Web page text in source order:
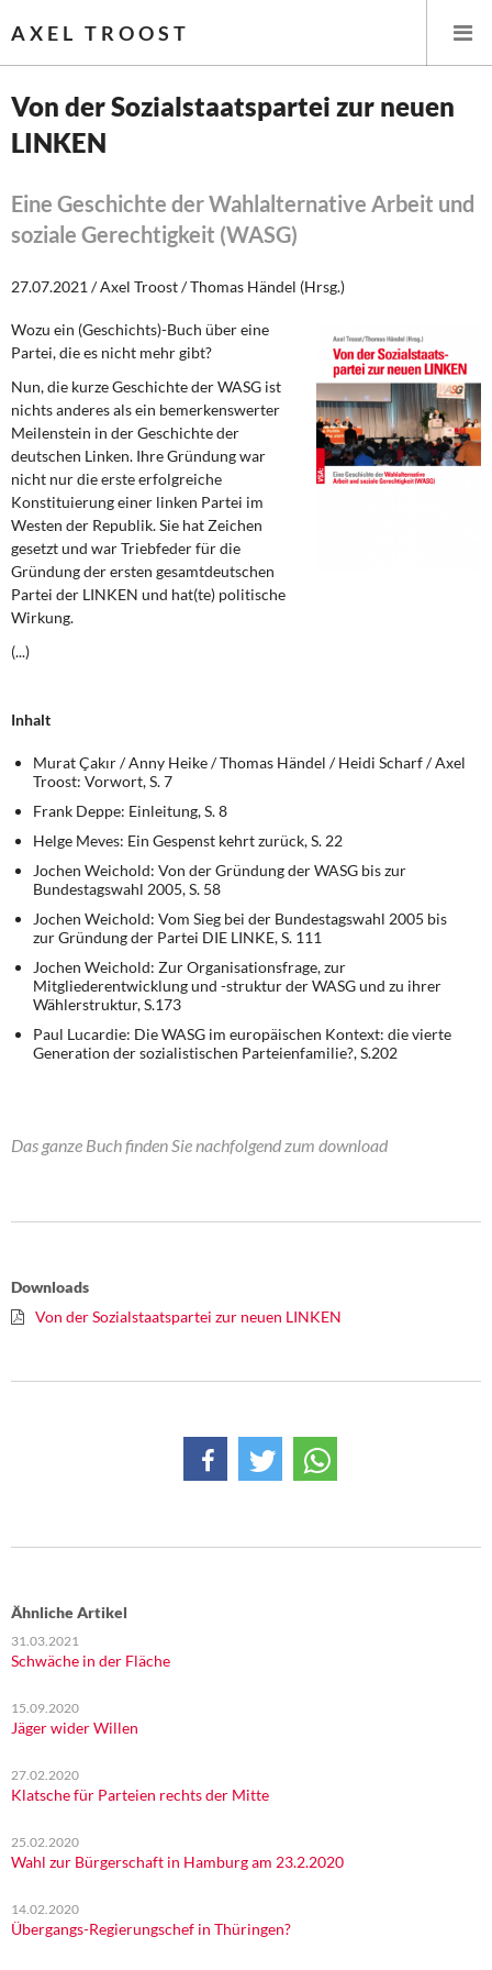
AXEL TROOST
Startseite
Themen
Leitlinien linker Wirtschafts- und Finanzpolitik
Steuer- und Finanzpolitik
Öffentliche Infrastruktur und Daseinsvorsorge
Eurokrise und Griechenland
DIE LINKE
Weitere Themen
Memo-Gruppe
Institut Solidarische Moderne
Rosa-Luxemburg-Stiftung
Über mich
Kontakt
Von der Sozialstaatspartei zur neuen
LINKEN
Eine Geschichte der Wahlalternative Arbeit und
soziale Gerechtigkeit (WASG)
27.07.2021 / Axel Troost / Thomas Händel (Hrsg.)
Wozu ein (Geschichts)-Buch über eine
Partei, die es nicht mehr gibt?
Nun, die kurze Geschichte der WASG ist
nichts anderes als ein bemerkenswerter
Meilenstein in der Geschichte der
deutschen Linken. Ihre Gründung war
nicht nur die erste erfolgreiche
Konstituierung einer linken Partei im
Westen der Republik. Sie hat Zeichen
gesetzt und war Triebfeder für die
Gründung der ersten gesamtdeutschen
Partei der LINKEN und hat(te) politische
Wirkung.
(...)
Inhalt
Murat Çakır / Anny Heike / Thomas Händel / Heidi Scharf / Axel
Troost: Vorwort, S. 7
Frank Deppe: Einleitung, S. 8
Helge Meves: Ein Gespenst kehrt zurück, S. 22
Jochen Weichold: Von der Gründung der WASG bis zur
Bundestagswahl 2005, S. 58
Jochen Weichold: Vom Sieg bei der Bundestagswahl 2005 bis
zur Gründung der Partei DIE LINKE, S. 111
Jochen Weichold: Zur Organisationsfrage, zur
Mitgliederentwicklung und -struktur der WASG und zu ihrer
Wählerstruktur, S.173
Paul Lucardie: Die WASG im europäischen Kontext: die vierte
Generation der sozialistischen Parteienfamilie?, S.202
Das ganze Buch finden Sie nachfolgend zum download
Downloads
Von der Sozialstaatspartei zur neuen LINKEN
Ähnliche Artikel
31.03.2021
Schwäche in der Fläche
15.09.2020
Jäger wider Willen
27.02.2020
Klatsche für Parteien rechts der Mitte
25.02.2020
Wahl zur Bürgerschaft in Hamburg am 23.2.2020
14.02.2020
Übergangs-Regierungschef in Thüringen?